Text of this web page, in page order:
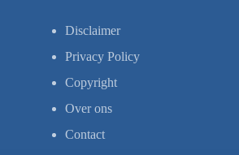
Disclaimer
Privacy Policy
Copyright
Over ons
Contact